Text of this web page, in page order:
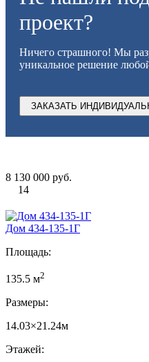
проект?
Ничего страшного! Мы
уникальное решение
ЗАКАЗАТЬ
8 130 000 руб.
14
Дом 434-135-1Г
Площадь:
135.5 м2
Размеры:
14.03×21.24м
Этажей: